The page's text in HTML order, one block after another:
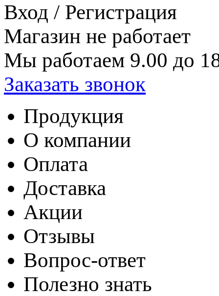
Вход / Регистрация
Магазин не работает
Мы работаем 9.00 до
Заказать звонок
Продукция
О компании
Оплата
Доставка
Акции
Отзывы
Вопрос-ответ
Полезно знать